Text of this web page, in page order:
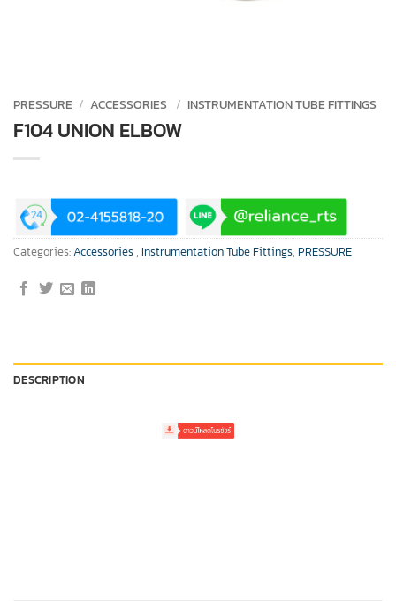
PRESSURE / ACCESSORIES / INSTRUMENTATION TUBE FITTINGS
F104 UNION ELBOW
Categories:Accessories , Instrumentation Tube Fittings, PRESSURE
DESCRIPTION